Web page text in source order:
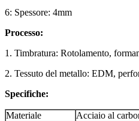
6: Spessore: 4mm
Processo:
1. Timbratura: Rotolamento,
2. Tessuto del metallo: EDM,
Specifiche:
Materiale Acciaio al